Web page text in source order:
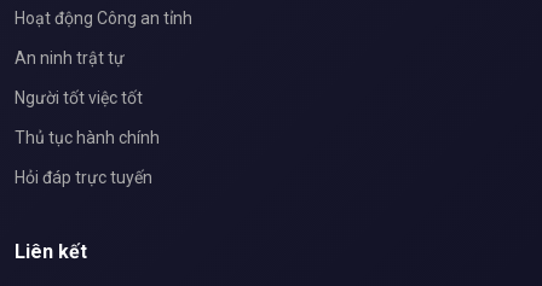
Hoạt động Công an tỉnh
An ninh trật tự
Người tốt việc tốt
Thủ tục hành chính
Hỏi đáp trực tuyến
Liên kết